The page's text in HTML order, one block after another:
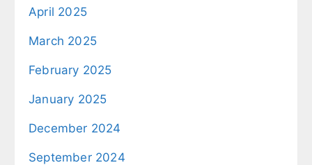
April 2025
March 2025
February 2025
January 2025
December 2024
September 2024